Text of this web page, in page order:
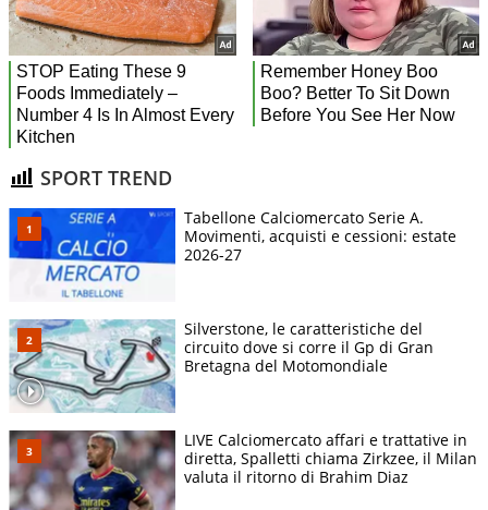
SPORT TREND
Tabellone Calciomercato Serie A.
Movimenti, acquisti e cessioni: estate
2026-27
Silverstone, le caratteristiche del
circuito dove si corre il Gp di Gran
Bretagna del Motomondiale
LIVE Calciomercato affari e trattative in
diretta, Spalletti chiama Zirkzee, il Milan
valuta il ritorno di Brahim Diaz